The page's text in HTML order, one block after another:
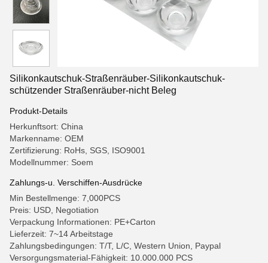
Silikonkautschuk-Straßenräuber-Silikonkautschuk-
schützender Straßenräuber-nicht Beleg
Produkt-Details
Herkunftsort: China
Markenname: OEM
Zertifizierung: RoHs, SGS, ISO9001
Modellnummer: Soem
Zahlungs-u. Verschiffen-Ausdrücke
Min Bestellmenge: 7,000PCS
Preis: USD, Negotiation
Verpackung Informationen: PE+Carton
Lieferzeit: 7~14 Arbeitstage
Zahlungsbedingungen: T/T, L/C, Western Union, Paypal
Versorgungsmaterial-Fähigkeit: 10.000.000 PCS